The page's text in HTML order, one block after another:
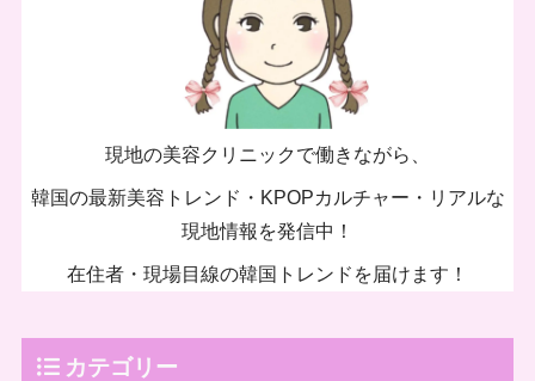
現地の美容クリニックで働きながら、
韓国の最新美容トレンド・KPOPカルチャー・リアルな
現地情報を発信中！
在住者・現場目線の韓国トレンドを届けます！
カテゴリー